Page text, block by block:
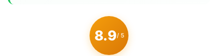
8.9/ 5